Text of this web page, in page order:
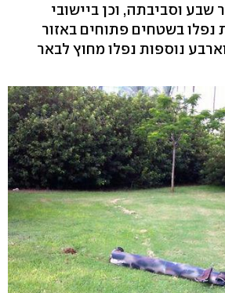
שבע וסביבתה, וכן ביישובי
נפלו בשטחים פתוחים באזור
נוספות נפלו מחוץ לבאר